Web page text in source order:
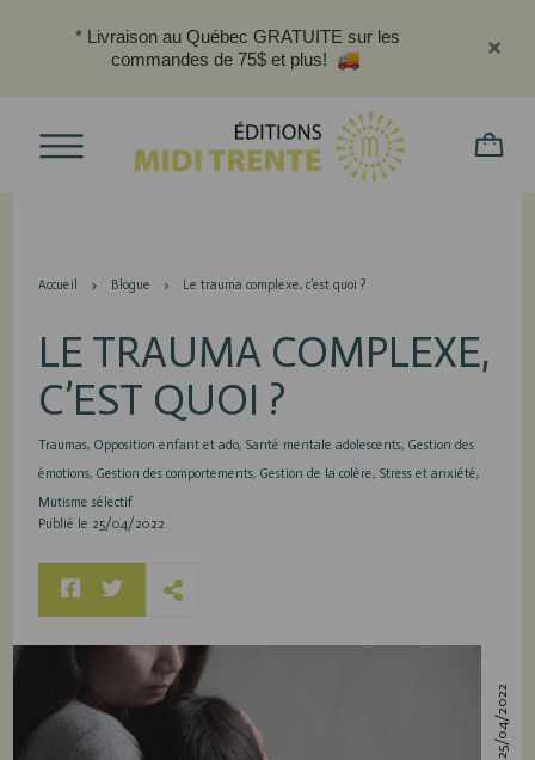
* Livraison au Québec GRATUITE sur les
commandes de 75$ et plus!
Accueil Blogue Le trauma complexe, c’est quoi ?
LE TRAUMA COMPLEXE,
C’EST QUOI ?
Traumas Opposition enfant et ado Santé mentale adolescents Gestion des
émotions Gestion des comportements Gestion de la colère Stress et anxiété
Mutisme sélectif
Publié le 25/04/2022
25/04/2022